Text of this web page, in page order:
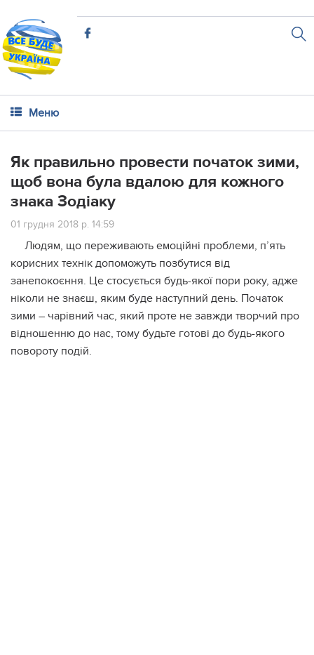
Меню
Як правильно провести початок зими,
щоб вона була вдалою для кожного
знака Зодіаку
01 грудня 2018 р. 14:59
Людям, що переживають емоційні проблеми, п’ять
корисних технік допоможуть позбутися від
занепокоєння. Це стосується будь-якої пори року, адже
ніколи не знаєш, яким буде наступний день. Початок
зими – чарівний час, який проте не завжди творчий про
відношенню до нас, тому будьте готові до будь-якого
повороту подій.